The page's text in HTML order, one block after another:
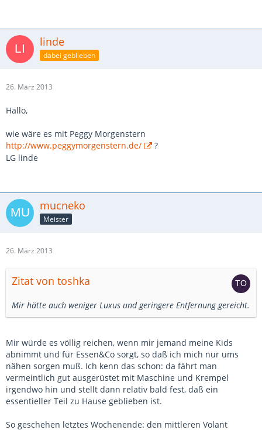
linde
dabei geblieben
26. März 2013
Hallo,
wie wäre es mit Peggy Morgenstern
http://www.peggymorgenstern.de/
?
LG linde
mucneko
Meister
26. März 2013
Zitat von toshka
Mir hätte auch weniger Luxus und geringere Entfernung gereicht.
Mir würde es völlig reichen, wenn mir jemand meine Kids
abnimmt und für Essen&Co sorgt, so daß ich mich nur ums
nähen sorgen muß. Ich kenn das schon: da fährt man
vermeintlich gut ausgerüstet mit Maschine und Krempel
irgendwo hin und stellt dann relativ bald fest, daß ein
essentieller Teil zu Hause geblieben ist.
So geschehen letztes Wochenende: den mittleren Volant